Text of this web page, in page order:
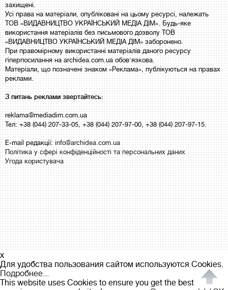
захищені.
Усі права на матеріали, опубліковані на цьому ресурсі, належать
ТОВ «ВИДАВНИЦТВО УКРАЇНСЬКИЙ МЕДІА ДІМ». Будь-яке
використання матеріалів без письмового дозволу ТОВ
«ВИДАВНИЦТВО УКРАЇНСЬКИЙ МЕДІА ДІМ» заборонено.
При правомірному використанні матеріалів даного ресурсу
гіперпосилання на archidea.com.ua обов'язкова.
Матеріали, що позначені знаком «Реклама», публікуються на правах
реклами.
З питань реклами звертайтесь:
reklama@mediadim.com.ua
Тел: +38 (044) 207-33-05, +38 (044) 207-97-00, +38 (044) 207-97-15.
E-mail редакції:info@archidea.com.ua
Політика у сфері конфіденційності та персональних даних
Угода користувача
x
Для удобства пользования сайтом используются Cookies.
Подробнее...
This website uses Cookies to ensure you get the best